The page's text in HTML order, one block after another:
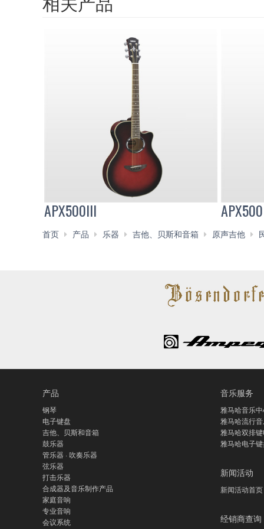
APX500III
首页 产品 乐器 吉他、贝斯和音箱 原声吉他
产品
钢琴
电子键盘
吉他、贝斯和音箱
鼓乐器
管乐器 · 吹奏乐器
弦乐器
打击乐器
合成器及音乐制作产品
家庭音响
专业音响
会议系统
音乐服务
雅马哈音乐
雅马哈流行
雅马哈双排
雅马哈电子
新闻活动
新闻活动首页
经销商查询